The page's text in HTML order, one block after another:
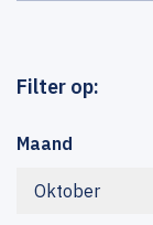
Filter op:
Maand
Oktober